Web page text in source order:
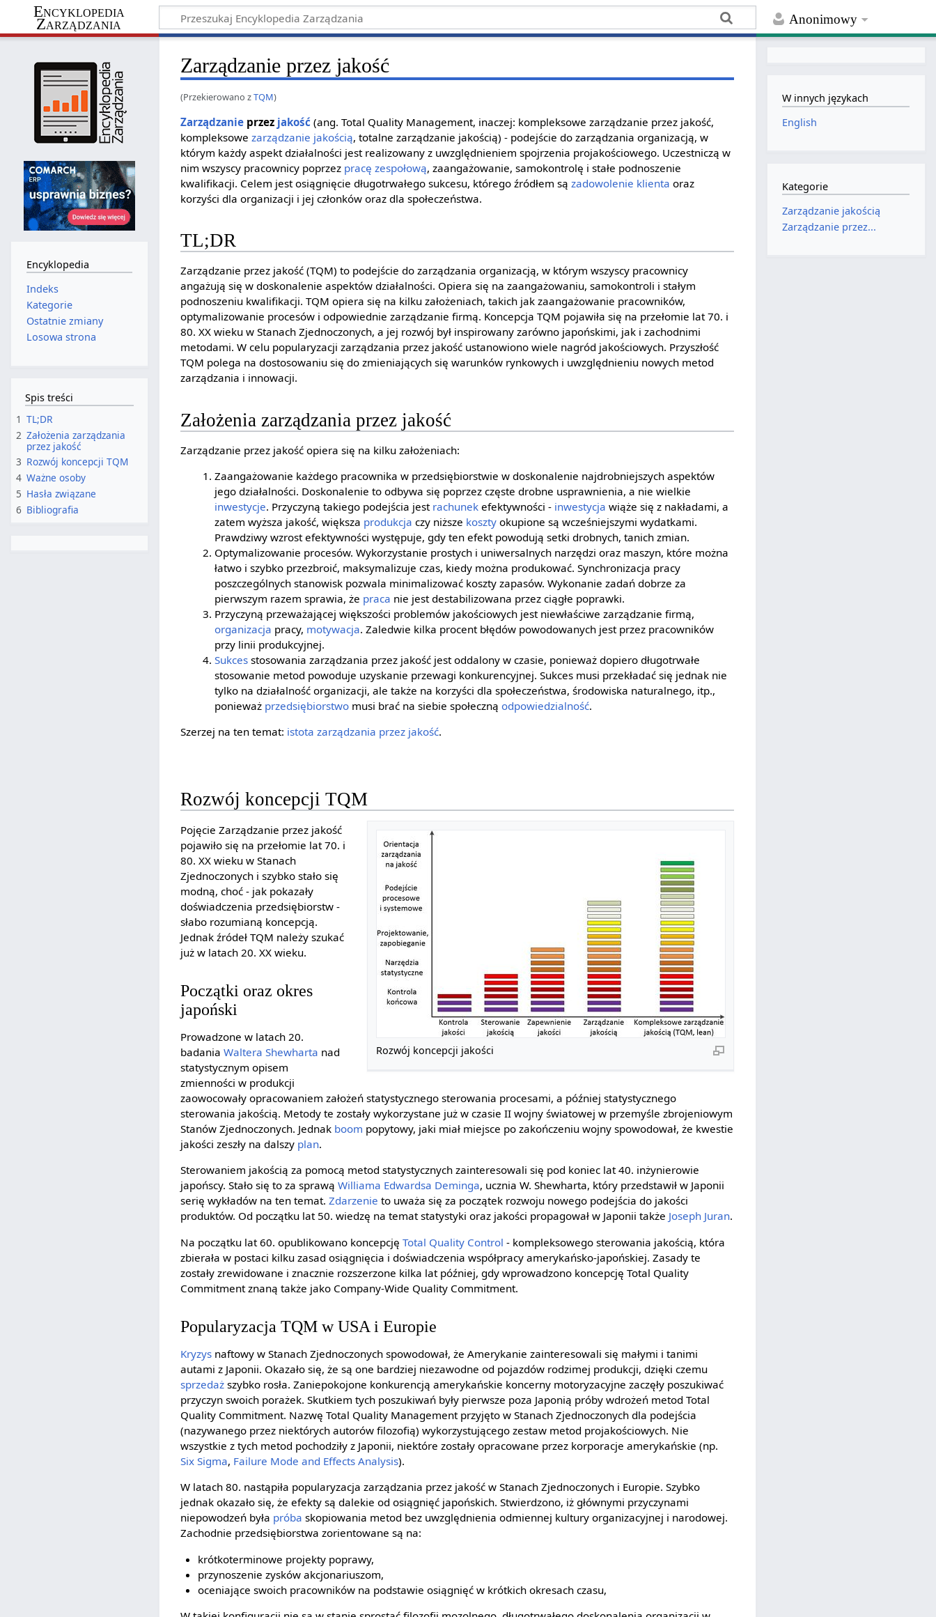
Anonimowy
Encyklopedia
Zarządzania
Zarządzanie przez jakość
(Przekierowano zTQM)
Zarządzanie przez jakość (ang. Total Quality Management, inaczej: kompleksowe zarządzanie przez jakość,
kompleksowezarządzanie jakością, totalne zarządzanie jakością) - podejście do zarządzania organizacją, w
którym każdy aspekt działalności jest realizowany z uwzględnieniem spojrzenia projakościowego. Uczestniczą w
nim wszyscy pracownicy poprzez pracę zespołową, zaangażowanie, samokontrolę i stałe podnoszenie
kwalifikacji. Celem jest osiągnięcie długotrwałego sukcesu, którego źródłem sązadowolenie klienta oraz
korzyści dla organizacji i jej członków oraz dla społeczeństwa.
TL;DR
Zarządzanie przez jakość (TQM) to podejście do zarządzania organizacją, w którym wszyscy pracownicy
angażują się w doskonalenie aspektów działalności. Opiera się na zaangażowaniu, samokontroli i stałym
podnoszeniu kwalifikacji. TQM opiera się na kilku założeniach, takich jak zaangażowanie pracowników,
optymalizowanie procesów i odpowiednie zarządzanie firmą. Koncepcja TQM pojawiła się na przełomie lat 70. i
80. XX wieku w Stanach Zjednoczonych, a jej rozwój był inspirowany zarówno japońskimi, jak i zachodnimi
metodami. W celu popularyzacji zarządzania przez jakość ustanowiono wiele nagród jakościowych. Przyszłość
TQM polega na dostosowaniu się do zmieniających się warunków rynkowych i uwzględnieniu nowych metod
zarządzania i innowacji.
Założenia zarządzania przez jakość
Zarządzanie przez jakość opiera się na kilku założeniach:
Zaangażowanie każdego pracownika w przedsiębiorstwie w doskonalenie najdrobniejszych aspektów
jego działalności. Doskonalenie to odbywa się poprzez częste drobne usprawnienia, a nie wielkie
inwestycje. Przyczyną takiego podejścia jest rachunek efektywności - inwestycja wiąże się z nakładami, a
zatem wyższa jakość, większa produkcja czy niższe koszty okupione są wcześniejszymi wydatkami.
Prawdziwy wzrost efektywności występuje, gdy ten efekt powodują setki drobnych, tanich zmian.
Optymalizowanie procesów. Wykorzystanie prostych i uniwersalnych narzędzi oraz maszyn, które można
łatwo i szybko przezbroić, maksymalizuje czas, kiedy można produkować. Synchronizacja pracy
poszczególnych stanowisk pozwala minimalizować koszty zapasów. Wykonanie zadań dobrze za
pierwszym razem sprawia, że praca nie jest destabilizowana przez ciągłe poprawki.
Przyczyną przeważającej większości problemów jakościowych jest niewłaściwe zarządzanie firmą,
organizacja pracy, motywacja. Zaledwie kilka procent błędów powodowanych jest przez pracowników
przy linii produkcyjnej.
Sukces stosowania zarządzania przez jakość jest oddalony w czasie, ponieważ dopiero długotrwałe
stosowanie metod powoduje uzyskanie przewagi konkurencyjnej. Sukces musi przekładać się jednak nie
tylko na działalność organizacji, ale także na korzyści dla społeczeństwa, środowiska naturalnego, itp.,
ponieważ przedsiębiorstwo musi brać na siebie społeczną odpowiedzialność.
Szerzej na ten temat: istota zarządzania przez jakość.
Rozwój koncepcji TQM
Rozwój koncepcji jakości
Pojęcie Zarządzanie przez jakość
pojawiło się na przełomie lat 70. i
80. XX wieku w Stanach
Zjednoczonych i szybko stało się
modną, choć - jak pokazały
doświadczenia przedsiębiorstw -
słabo rozumianą koncepcją.
Jednak źródeł TQM należy szukać
już w latach 20. XX wieku.
Początki oraz okres
japoński
Prowadzone w latach 20.
badaniaWaltera Shewharta nad
statystycznym opisem
zmienności w produkcji
zaowocowały opracowaniem założeń statystycznego sterowania procesami, a później statystycznego
sterowania jakością. Metody te zostały wykorzystane już w czasie II wojny światowej w przemyśle zbrojeniowym
Stanów Zjednoczonych. Jednak boom popytowy, jaki miał miejsce po zakończeniu wojny spowodował, że kwestie
jakości zeszły na dalszy plan.
Sterowaniem jakością za pomocą metod statystycznych zainteresowali się pod koniec lat 40. inżynierowie
japońscy. Stało się to za sprawąWilliama Edwardsa Deminga, ucznia W. Shewharta, który przedstawił w Japonii
serię wykładów na ten temat.Zdarzenie to uważa się za początek rozwoju nowego podejścia do jakości
produktów. Od początku lat 50. wiedzę na temat statystyki oraz jakości propagował w Japonii także Joseph Juran.
Na początku lat 60. opublikowano koncepcjęTotal Quality Control - kompleksowego sterowania jakością, która
zbierała w postaci kilku zasad osiągnięcia i doświadczenia współpracy amerykańsko-japońskiej. Zasady te
zostały zrewidowane i znacznie rozszerzone kilka lat później, gdy wprowadzono koncepcję Total Quality
Commitment znaną także jako Company-Wide Quality Commitment.
Popularyzacja TQM w USA i Europie
Kryzys naftowy w Stanach Zjednoczonych spowodował, że Amerykanie zainteresowali się małymi i tanimi
autami z Japonii. Okazało się, że są one bardziej niezawodne od pojazdów rodzimej produkcji, dzięki czemu
sprzedaż szybko rosła. Zaniepokojone konkurencją amerykańskie koncerny motoryzacyjne zaczęły poszukiwać
przyczyn swoich porażek. Skutkiem tych poszukiwań były pierwsze poza Japonią próby wdrożeń metod Total
Quality Commitment. Nazwę Total Quality Management przyjęto w Stanach Zjednoczonych dla podejścia
(nazywanego przez niektórych autorów filozofią) wykorzystującego zestaw metod projakościowych. Nie
wszystkie z tych metod pochodziły z Japonii, niektóre zostały opracowane przez korporacje amerykańskie (np.
Six Sigma, Failure Mode and Effects Analysis).
W latach 80. nastąpiła popularyzacja zarządzania przez jakość w Stanach Zjednoczonych i Europie. Szybko
jednak okazało się, że efekty są dalekie od osiągnięć japońskich. Stwierdzono, iż głównymi przyczynami
niepowodzeń była próba skopiowania metod bez uwzględnienia odmiennej kultury organizacyjnej i narodowej.
Zachodnie przedsiębiorstwa zorientowane są na:
krótkoterminowe projekty poprawy,
przynoszenie zysków akcjonariuszom,
oceniające swoich pracowników na podstawie osiągnięć w krótkich okresach czasu,
Encyklopedia
Indeks
Kategorie
Ostatnie zmiany
Losowa strona
Spis treści
1 TL;DR
2 Założenia zarządzania
przez jakość
3 Rozwój koncepcji TQM
4 Ważne osoby
5 Hasła związane
6 Bibliografia
W innych językach
English
Kategorie
Zarządzanie jakością
Zarządzanie przez...